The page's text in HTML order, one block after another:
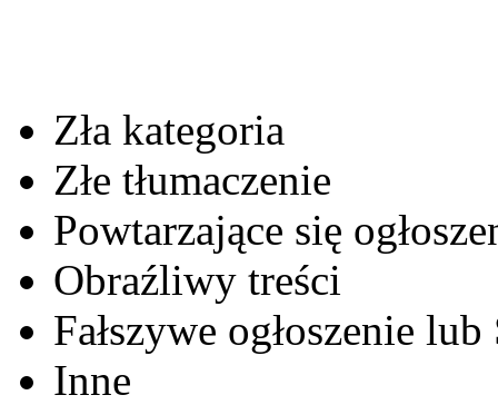
Zła kategoria
Złe tłumaczenie
Powtarzające się
Obraźliwy treści
Fałszywe ogłoszenie lub
Inne